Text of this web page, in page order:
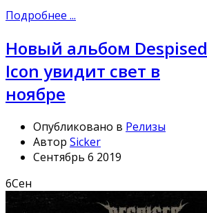
Подробнее ...
Новый альбом Despised
Icon увидит свет в
ноябре
Опубликовано в Релизы
Автор Sicker
Сентябрь 6 2019
6Сен